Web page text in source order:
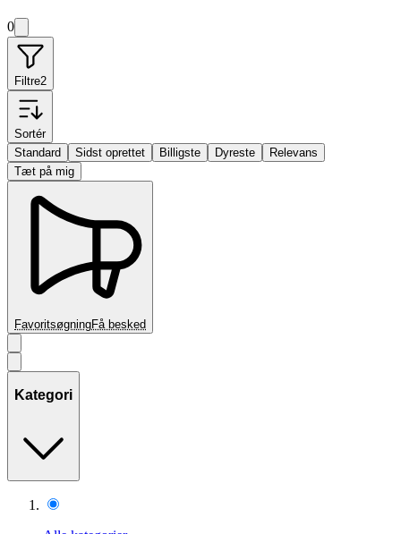
0
Filtre2
Sortér
Standard
Sidst oprettet Billigste Dyreste
Relevans
Tæt på mig
FavoritsøgningFå besked
Kategori